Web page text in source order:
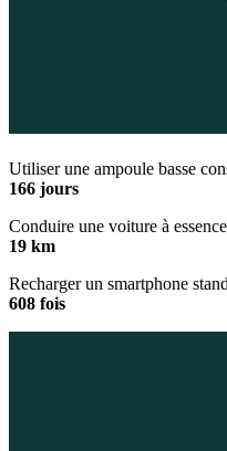
Utiliser une ampoule basse
166 jours
Conduire une voiture à
19 km
Recharger un smartphone
608 fois